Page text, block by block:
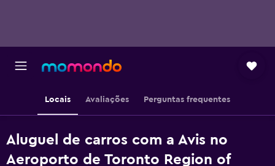
Locais Avaliações Perguntas frequentes
Aluguel de carros com a Avis no
Aeroporto de Toronto Region of